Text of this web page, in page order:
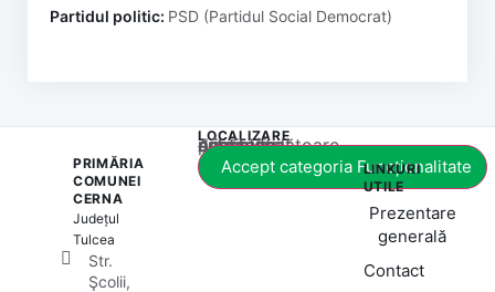
Partidul politic: PSD (Partidul Social Democrat)
PRIMĂRIA
COMUNEI
CERNA
Județul
Tulcea
Str.
Şcolii,
LOCALIZARE
Acest conținut este blocat până când acceptați categoria corespunzătoare de cookie-uri.
Accept categoria Funcționalitate
LINKURI
UTILE
Prezentare
generală
Contact